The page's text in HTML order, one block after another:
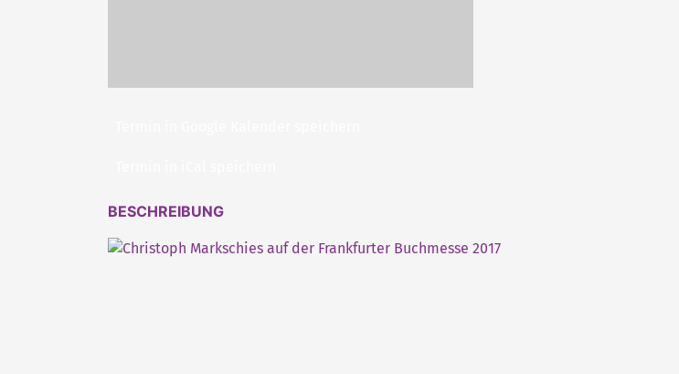
BESCHREIBUNG